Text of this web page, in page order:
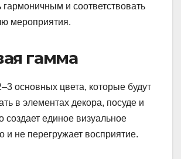
и соответствовать
мероприятия.
гамма
основных цвета, которые будут
в элементах декора, посуде и
создает единое визуальное
и не перегружает восприятие.